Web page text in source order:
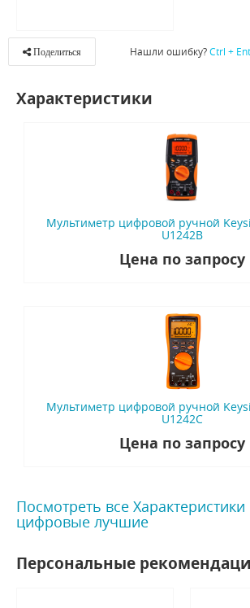
Поделиться Нашли ошибку?Ctrl +
Характеристики
Мультиметр цифровой ручной
U1242B
Цена по запросу
Мультиметр цифровой ручной
U1242C
Цена по запросу
Посмотреть все
цифровые лучшие
Персональные